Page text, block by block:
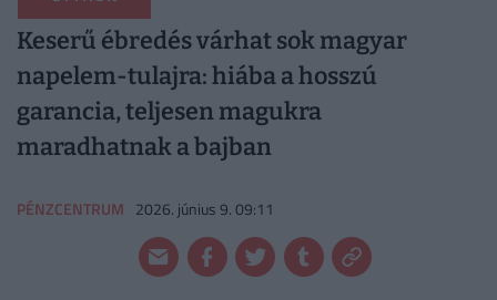
Keserű ébredés várhat sok magyar
napelem-tulajra: hiába a hosszú
garancia, teljesen magukra
maradhatnak a bajban
PÉNZCENTRUM 2026. június 9. 09:11